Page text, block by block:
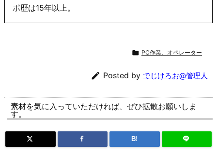
ポ歴は15年以上。
 PC作業、オペレーター
 Posted by でじけろお@管理人
素材を気に入っていただければ、ぜひ拡散お願いしま
す。
B!